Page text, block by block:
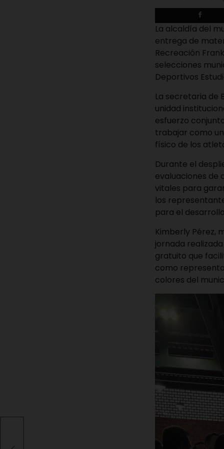
La alcaldía del
entrega de
Recreación
selecciones
Deportivos
La secretaria de
unidad
esfuerzo
trabajar como
físico de los
Durante el
evaluaciones de
vitales para
los
para el
Kimberly Pérez,
jornada
gratuito que
como
colores del